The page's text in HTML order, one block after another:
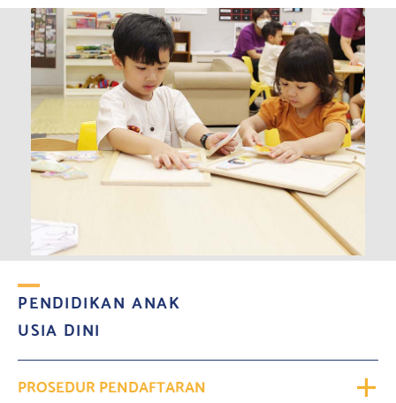
PENDIDIKAN ANAK
USIA DINI
PROSEDUR PENDAFTARAN